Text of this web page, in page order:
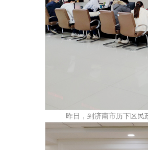
昨日，到济南市历下区民